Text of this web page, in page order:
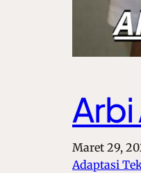
Arbi
Maret 29,
Adaptasi